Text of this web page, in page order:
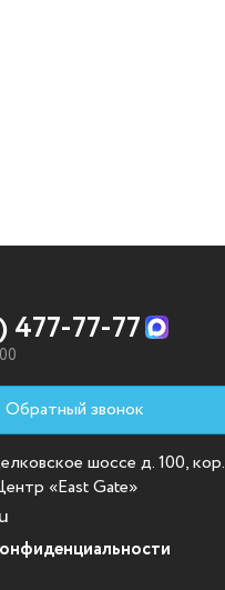
477-77-77
Обратный звонок
шоссе д. 100, кор.
«East Gate»